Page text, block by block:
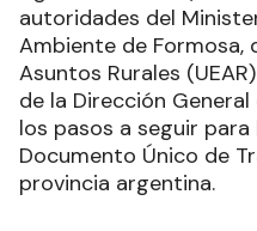
autoridades del
Ambiente de Formosa,
Asuntos Rurales
de la Dirección
los pasos a seguir
Documento Único de
provincia argentina.